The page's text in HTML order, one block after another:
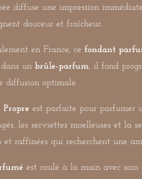
diffuse une impression
douceur et fraîcheur.
en France, ce fondant
un brûle-parfum, il fond
diffusion optimale.
Propre est parfaite pour parfumer
les serviettes moelleuses et la
et raffinées qui recherchent une
est coulé à la main avec